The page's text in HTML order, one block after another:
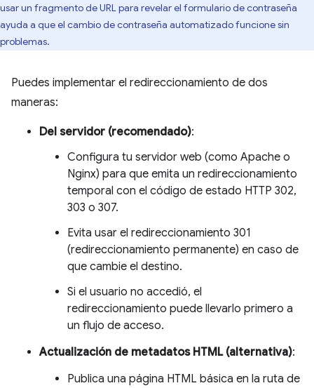
usar un fragmento de URL para revelar el formulario de contraseña
ayuda a que el cambio de contraseña automatizado funcione sin
problemas.
Puedes implementar el redireccionamiento de dos
maneras:
Del servidor (recomendado):
Configura tu servidor web (como Apache o
Nginx) para que emita un redireccionamiento
temporal con el código de estado HTTP 302,
303 o 307.
Evita usar el redireccionamiento 301
(redireccionamiento permanente) en caso de
que cambie el destino.
Si el usuario no accedió, el
redireccionamiento puede llevarlo primero a
un flujo de acceso.
Actualización de metadatos HTML (alternativa):
Publica una página HTML básica en la ruta de